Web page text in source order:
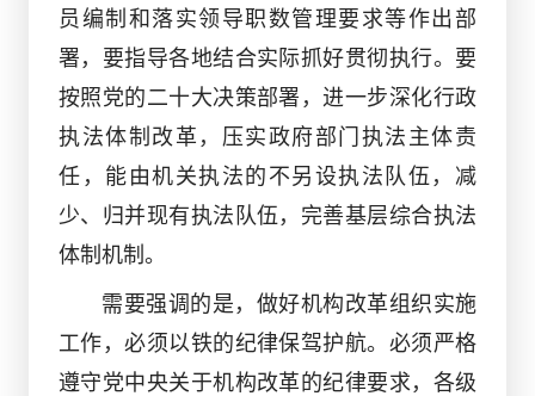
员编制和落实领导职数管理要求等作出部
署，要指导各地结合实际抓好贯彻执行。要
按照党的二十大决策部署，进一步深化行政
执法体制改革，压实政府部门执法主体责
任，能由机关执法的不另设执法队伍，减
少、归并现有执法队伍，完善基层综合执法
体制机制。
需要强调的是，做好机构改革组织实施
工作，必须以铁的纪律保驾护航。必须严格
遵守党中央关于机构改革的纪律要求，各级